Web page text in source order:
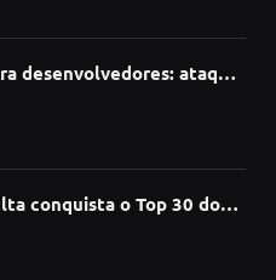
desenvolvedores: ataque
conquista o Top 30 do